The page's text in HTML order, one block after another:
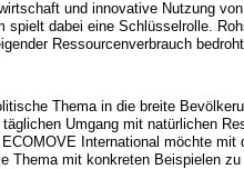
und innovative Nutzung
spielt dabei eine Schlüsselrolle.
Ressourcenverbrauch
Thema in die breite
Umgang mit natürlichen
International möchte
Thema mit konkreten Beispielen